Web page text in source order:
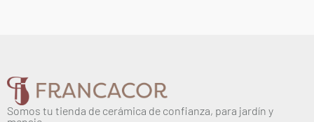
Somos tu tienda de cerámica de confianza, para jardín y